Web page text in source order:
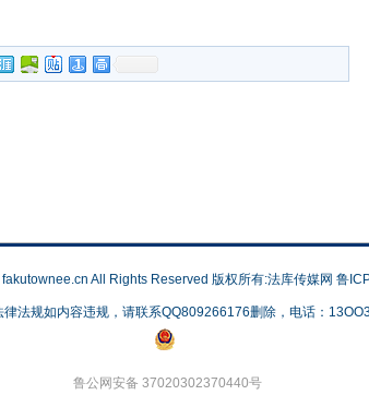
All Rights Reserved 版权所有:法库传媒网 鲁
律法规如内容违规，请联系QQ809266176删除，电话：
鲁公网安备 37020302370440号